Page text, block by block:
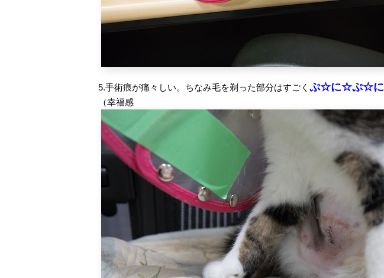
5.手術痕が痛々しい。ちなみ毛を剃った部分はすごく ぷ☆に☆ぷ☆に
（幸福感